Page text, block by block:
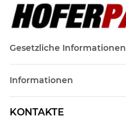
Gesetzliche Informationen
Informationen
KONTAKTE